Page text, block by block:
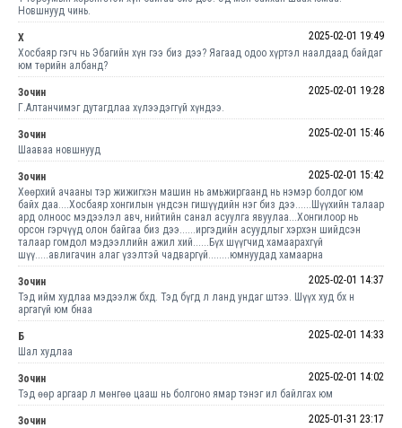
Новшнууд чинь.
Х
2025-02-01 19:49
Хосбаяр гэгч нь Эбагийн хүн гээ биз дээ? Яагаад одоо хүртэл наалдаад байдаг
юм төрийн албанд?
Зочин
2025-02-01 19:28
Г.Алтанчимэг дутагдлаа хүлээдэггүй хүндээ.
Зочин
2025-02-01 15:46
Шааваа новшнууд
Зочин
2025-02-01 15:42
Хөөрхий ачааны тэр жижигхэн машин нь амьжиргаанд нь нэмэр болдог юм
байх даа....Хосбаяр хонгилын үндсэн гишүүдийн нэг биз дээ......Шүүхийн талаар
ард олноос мэдээлэл авч, нийтийн санал асуулга явуулаа...Хонгилоор нь
орсон гэрчүүд олон байгаа биз дээ......иргэдийн асуудлыг хэрхэн шийдсэн
талаар гомдол мэдээллийн ажил хий......Бүх шүүгчид хамаарахгүй
шүү.....авлигачин алаг үзэлтэй чадваргүй........юмнуудад хамаарна
Зочин
2025-02-01 14:37
Тэд ийм худлаа мэдээлж бхд. Тэд бүгд л ланд ундаг штээ. Шүүх худ бх н
аргагүй юм бнаа
Б
2025-02-01 14:33
Шал худлаа
Зочин
2025-02-01 14:02
Тэд өөр аргаар л мөнгөө цааш нь болгоно ямар тэнэг ил байлгах юм
Зочин
2025-01-31 23:17